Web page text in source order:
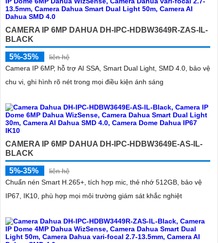
CAMERA IP 6MP DAHUA DH-IPC-HDBW3649R-ZAS-IL-
BLACK
5%-35%
liên hệ
Camera IP 6MP, hỗ trợ AI SSA, Smart Dual Light, SMD 4.0, bảo vệ
chu vi, ghi hình rõ nét trong mọi điều kiện ánh sáng
CAMERA IP 6MP DAHUA DH-IPC-HDBW3649E-AS-IL-
BLACK
5%-35%
liên hệ
Chuẩn nén Smart H.265+, tích hợp mic, thẻ nhớ 512GB, bảo vệ
IP67, IK10, phù hợp mọi môi trường giám sát khắc nghiệt